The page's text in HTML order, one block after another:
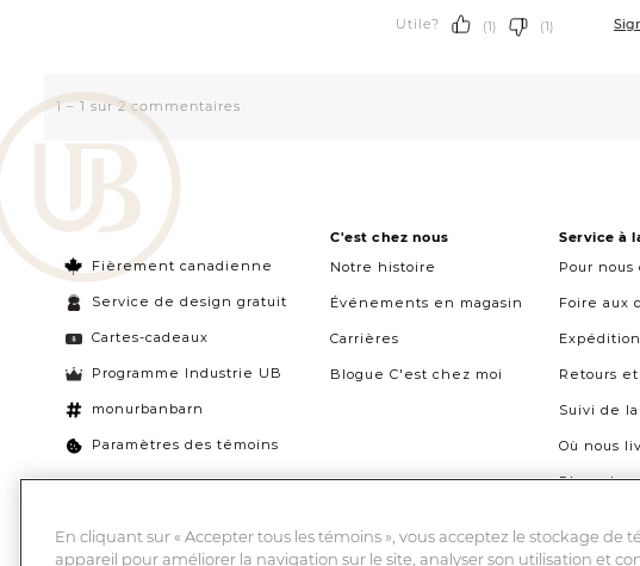
Fièrement canadienne
Service de design gratuit
Cartes-cadeaux
Programme Industrie UB
monurbanbarn
Paramètres des témoins
C'est chez nous
Notre histoire
Événements en magasin
Carrières
Blogue C'est chez moi
Service à
Pour
Foire aux
Retours
Suivi de
Où nous
Plans de
En cliquant sur « Accepter tous les témoins », vous acceptez le stockage de
appareil pour améliorer la navigation sur le site, analyser son utilisation et